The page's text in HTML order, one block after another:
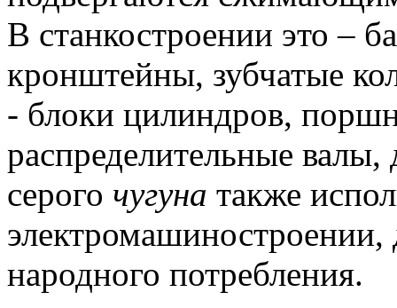
В станкостроении это –
кронштейны, зубчатые
- блоки цилиндров,
распределительные валы,
серого чугуна также
электромашиностроении,
народного потребления.